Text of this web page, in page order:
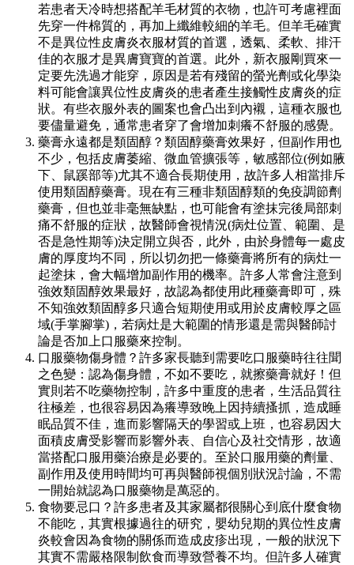
若患者天冷時想搭配羊毛材質的衣物，也許可考慮裡面
先穿一件棉質的，再加上纖維較細的羊毛。但羊毛確實
不是異位性皮膚炎衣服材質的首選，透氣、柔軟、排汗
佳的衣服才是異膚寶寶的首選。此外，新衣服剛買來一
定要先洗過才能穿，原因是若有殘留的螢光劑或化學染
料可能會讓異位性皮膚炎的患者產生接觸性皮膚炎的症
狀。有些衣服外表的圖案也會凸出到內襯，這種衣服也
要儘量避免，通常患者穿了會增加刺癢不舒服的感覺。
藥膏永遠都是類固醇？類固醇藥膏效果好，但副作用也
不少，包括皮膚萎縮、微血管擴張等，敏感部位(例如腋
下、鼠蹊部等)尤其不適合長期使用，故許多人相當排斥
使用類固醇藥膏。現在有三種非類固醇類的免疫調節劑
藥膏，但也並非毫無缺點，也可能會有塗抹完後局部刺
痛不舒服的症狀，故醫師會視情況(病灶位置、範圍、是
否是急性期等)決定開立與否，此外，由於身體每一處皮
膚的厚度均不同，所以切勿把一條藥膏將所有的病灶一
起塗抹，會大幅增加副作用的機率。許多人常會注意到
強效類固醇效果最好，故認為都使用此種藥膏即可，殊
不知強效類固醇多只適合短期使用或用於皮膚較厚之區
域(手掌腳掌)，若病灶是大範圍的情形還是需與醫師討
論是否加上口服藥來控制。
口服藥物傷身體？許多家長聽到需要吃口服藥時往往聞
之色變：認為傷身體，不如不要吃，就擦藥膏就好！但
實則若不吃藥物控制，許多中重度的患者，生活品質往
往極差，也很容易因為癢導致晚上因持續搔抓，造成睡
眠品質不佳，進而影響隔天的學習或上班，也容易因大
面積皮膚受影響而影響外表、自信心及社交情形，故適
當搭配口服用藥治療是必要的。至於口服用藥的劑量、
副作用及使用時間均可再與醫師視個別狀況討論，不需
一開始就認為口服藥物是萬惡的。
食物要忌口？許多患者及其家屬都很關心到底什麼食物
不能吃，其實根據過往的研究，嬰幼兒期的異位性皮膚
炎較會因為食物的關係而造成皮疹出現，一般的狀況下
其實不需嚴格限制飲食而導致營養不均。但許多人確實